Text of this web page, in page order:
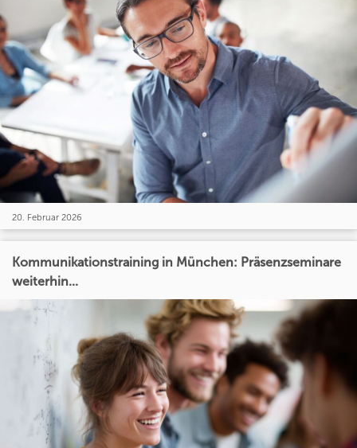
20. Februar 2026
Kommunikationstraining in München: Präsenzseminare
weiterhin...